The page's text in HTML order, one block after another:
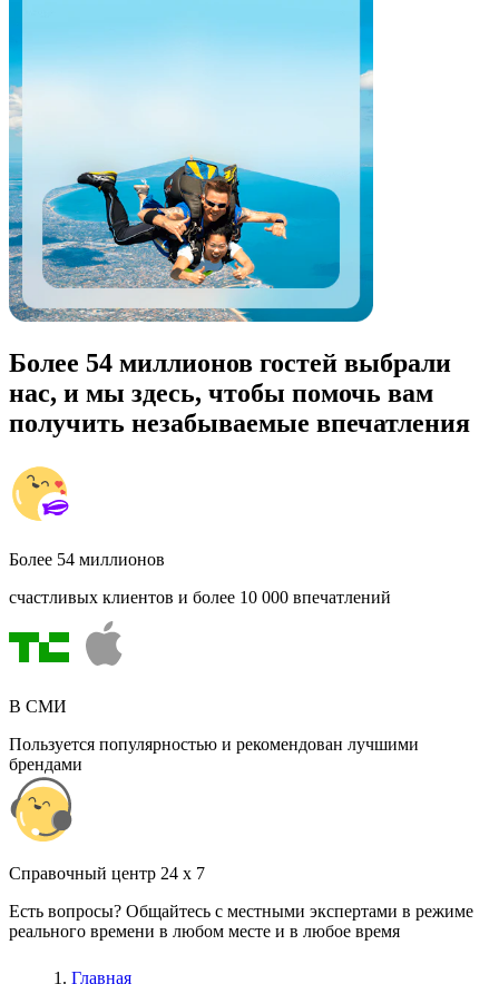
Более 54 миллионов гостей выбрали
нас, и мы здесь, чтобы помочь вам
получить незабываемые впечатления
Более 54 миллионов
счастливых клиентов и более 10 000 впечатлений
В СМИ
Пользуется популярностью и рекомендован лучшими
брендами
Cправочный центр 24 x 7
Есть вопросы? Общайтесь с местными экспертами в режиме
реального времени в любом месте и в любое время
Главная